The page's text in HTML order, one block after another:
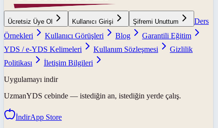
Ücretsiz Üye Ol Kullanıcı Girişi Şifremi Unuttum
Ders
Örnekleri
Kullanıcı Görüşleri Blog
Garantili Eğitim
YDS / e-YDS Kelimeleri
Kullanım Sözleşmesi
Gizlilik
Politikası
İletişim Bilgileri
Uygulamayı indir
UzmanYDS cebinde — istediğin an, istediğin yerde çalış.
İndirApp Store